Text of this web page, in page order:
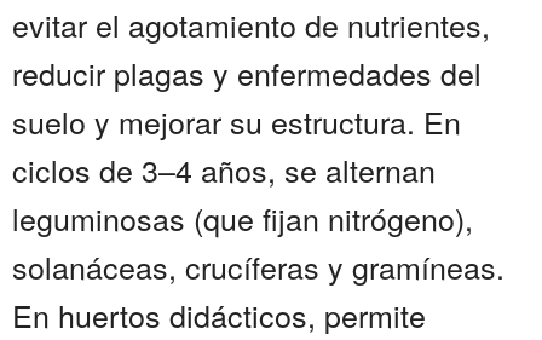
evitar el agotamiento de nutrientes,
reducir plagas y enfermedades del
suelo y mejorar su estructura. En
ciclos de 3–4 años, se alternan
leguminosas (que fijan nitrógeno),
solanáceas, crucíferas y gramíneas.
En huertos didácticos, permite